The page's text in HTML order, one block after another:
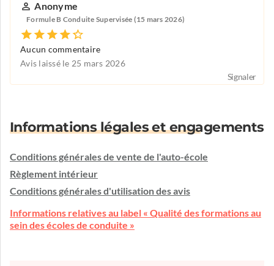
Anonyme
Formule B Conduite Supervisée (15 mars 2026)
Aucun commentaire
Avis laissé le 25 mars 2026
Signaler
Informations légales et engagements
Conditions générales de vente de l'auto-école
Règlement intérieur
Conditions générales d'utilisation des avis
Informations relatives au label « Qualité des formations au
sein des écoles de conduite »